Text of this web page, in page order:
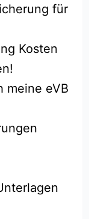
für
Kosten
meine eVB